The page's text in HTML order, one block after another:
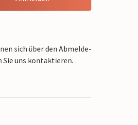
sich über den Abmelde-
Sie uns kontaktieren.